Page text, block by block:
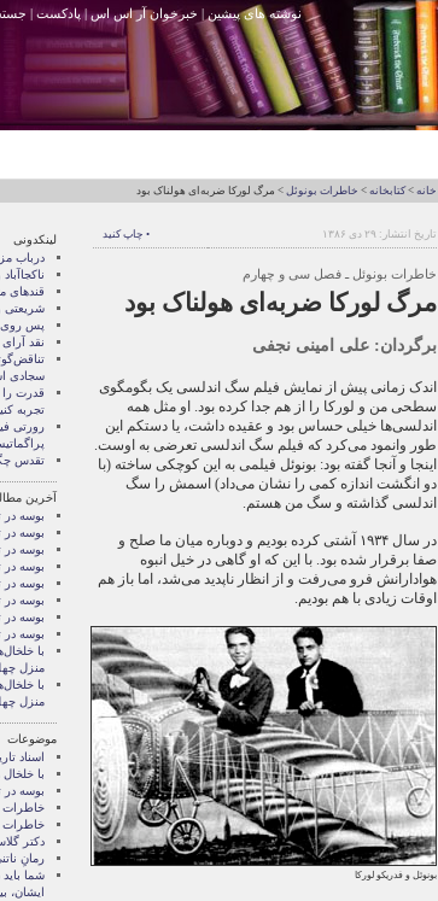
نوشته های پیشین | خبرخوان آر اس اس|پادکست |
خانه >کتابخانه > خاطرات بونوئل > مرگ لورکا ضربه‌ای هولناک بود
تاریخ انتشار: ۲۹ دی ۱۳۸۶ • چاپ کنید
خاطرات بونوئل ـ فصل سی و چهارم
مرگ لورکا ضربه‌ای هولناک بود
برگردان: علی امینی نجفی
اندک زمانی پیش از نمایش فیلم سگ اندلسی یک بگومگوی
سطحی من و لورکا را از هم جدا کرده بود. او مثل همه
اندلسی‌ها خیلی حساس بود و عقیده داشت، یا دستکم این
طور وانمود می‌کرد که فیلم سگ اندلسی تعرضی به اوست.
اینجا و آنجا گفته بود: بونوئل فیلمی به این کوچکی ساخته (با
دو انگشت اندازه کمی را نشان می‌داد) اسمش را سگ
اندلسی گذاشته و سگ من هستم.
در سال ۱۹۳۴ آشتی کرده بودیم و دوباره میان ما صلح و
صفا برقرار شده بود. با این که او گاهی در خیل انبوه
هوادارانش فرو می‌رفت و از انظار ناپدید می‌شد، اما باز هم
اوقات زیادی با هم بودیم.
بونوئل و فدریکو لورکا
لینکدونی
درباب
قندهای
شریعتی
پس روی
نقد
سجادی
قدرت را
تجربه
رورتی
تقدس
آخرین
بوسه در
بوسه در
بوسه در
بوسه در
بوسه در
بوسه در
بوسه در
بوسه در
با
منزل
با
منزل
موضوعات
اسناد
با
بوسه در
خاطرات
خاطرات
دکتر
رمانِ
شما
ايشان،